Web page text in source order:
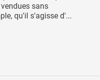
sans
qu'il s'agisse d'...